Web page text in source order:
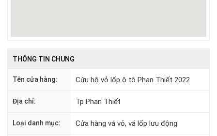
THÔNG TIN CHUNG
Tên cửa hàng: Cứu hộ vỏ lốp ô tô Phan Thiết 2022
Địa chỉ: Tp Phan Thiết
Loại danh mục: Cửa hàng vá vỏ, vá lốp lưu động